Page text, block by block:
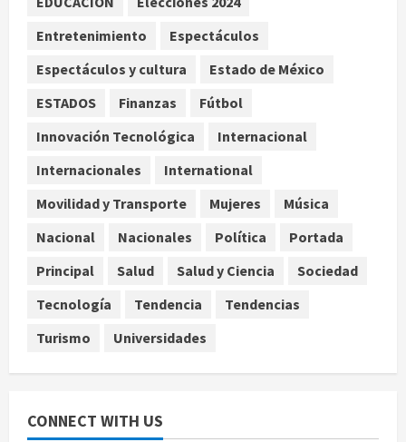
control y señala incongruencia en
4
España impone controles
fronterizos a viajeros de Italia por
agosto 8, 2026
influencer que documentó su lucha
contra el cáncer
Entretenimiento
Espectáculos
Espectáculos y cultura
Estado de México
ESTADOS
Finanzas
Fútbol
Innovación Tecnológica
Internacional
Internacionales
International
Movilidad y Transporte
Mujeres
Música
Nacional
Nacionales Política
Portada
Principal
Salud Salud y Ciencia
Sociedad
Tecnología
Tendencia
Tendencias
Turismo
Universidades
CONNECT WITH US